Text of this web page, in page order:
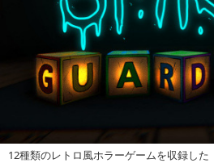
12種類のレトロ風ホラーゲームを収録し